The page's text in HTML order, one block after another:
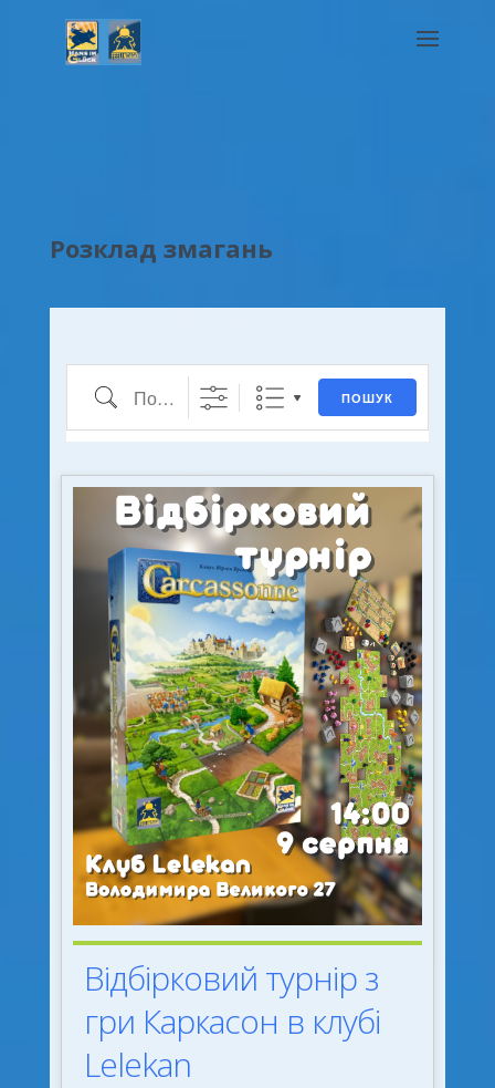
Розклад змагань
Пошук ПОШУК
Відбірковий турнір з
гри Каркасон в клубі
Lelekan